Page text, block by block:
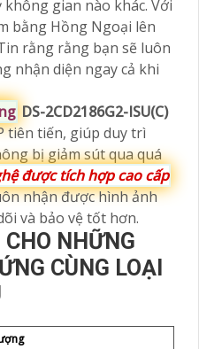
gian nào khác. Với
bằng Hồng Ngoại lên
rằng rằng bạn sẽ luôn
nhận diện ngay cả khi
DS-2CD2186G2-ISU(C)
tiên tiến, giúp duy trì
bị giảm sút qua quá
được tích hợp cao cấp
nhận được hình ảnh
và bảo vệ tốt hơn.
NHỮNG
CÙNG LOẠI